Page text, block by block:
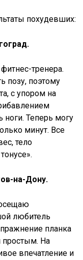
похудевших:
тренера.
позу, поэтому
с упором на
ноги. Теперь могу
минут. Все
тело
на-Дону.
любитель
планка
На
впечатление и